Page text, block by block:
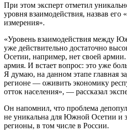
При этом эксперт отметил
уровня взаимодействия, назвав
измерения».
«Уровень взаимодействия между
уже действительно достаточно
Осетии, например, нет своей армии.
армия. И встает вопрос: это уже
Я думаю, на данном этапе главная
регионе — оживить экономику
отток населения», — рассказал
Он напомнил, что проблема
не уникальна для Южной Осетии и
регионы, в том числе в России.